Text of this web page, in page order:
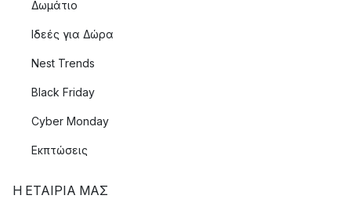
Δωμάτιο
Ιδεές για Δώρα
Nest Trends
Black Friday
Cyber Monday
Εκπτώσεις
Η ΕΤΑΊΡΙΑ ΜΑΣ